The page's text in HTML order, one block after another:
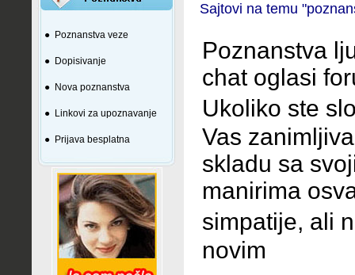
● Poznanstva veze
● Dopisivanje
● Nova poznanstva
● Linkovi za upoznavanje
● Prijava besplatna
Sajtovi na temu
Poznanstva
chat oglasi
Ukoliko ste
Vas
skladu sa
manirima
simpatije, ali
novim